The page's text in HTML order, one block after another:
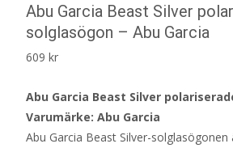
Abu Garcia Beast Silver
solglasögon – Abu Garcia
609 kr
Abu Garcia Beast Silver
Varumärke: Abu Garcia
Abu Garcia Beast Silver-